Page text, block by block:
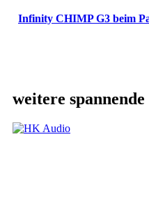
Infinity CHIMP G3 beim
weitere